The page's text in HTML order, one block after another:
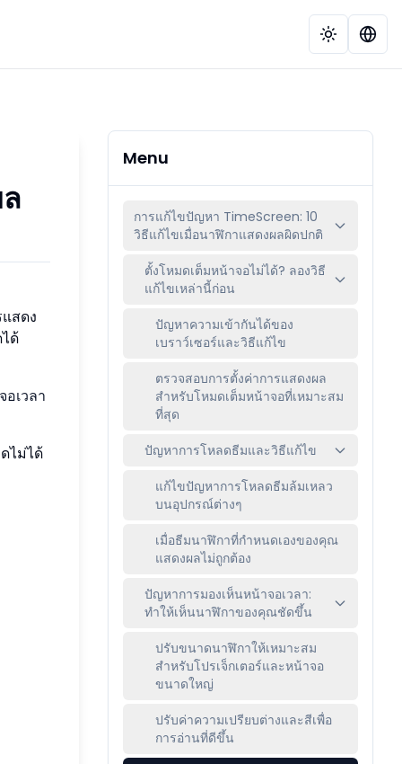
สดง
ด้
อเวลา
ไม่ได้
Menu
การแก้ไขปัญหา TimeScreen: 10
วิธีแก้ไขเมื่อนาฬิกาแสดงผลผิดปกติ
ตั้งโหมดเต็มหน้าจอไม่ได้? ลองวิธี
แก้ไขเหล่านี้ก่อน
ปัญหาความเข้ากันได้ของ
เบราว์เซอร์และวิธีแก้ไข
ตรวจสอบการตั้งค่าการแสดงผล
สำหรับโหมดเต็มหน้าจอที่เหมาะสม
ที่สุด
ปัญหาการโหลดธีมและวิธีแก้ไข
แก้ไขปัญหาการโหลดธีมล้มเหลว
บนอุปกรณ์ต่างๆ
เมื่อธีมนาฬิกาที่กำหนดเองของคุณ
แสดงผลไม่ถูกต้อง
ปัญหาการมองเห็นหน้าจอเวลา:
ทำให้เห็นนาฬิกาของคุณชัดขึ้น
ปรับขนาดนาฬิกาให้เหมาะสม
สำหรับโปรเจ็กเตอร์และหน้าจอ
ขนาดใหญ่
ปรับค่าความเปรียบต่างและสีเพื่อ
การอ่านที่ดีขึ้น